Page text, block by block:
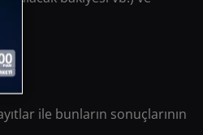
ile bunların sonuçlarının